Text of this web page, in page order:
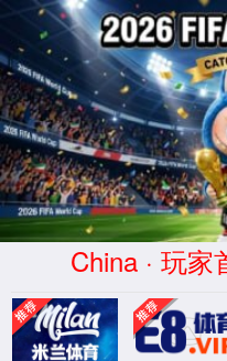
365(beat·中文)
WTS-WAF拦截
出现该页面的原因:
1.你的请求是黑客攻击
2.你的请求合法但触发了安